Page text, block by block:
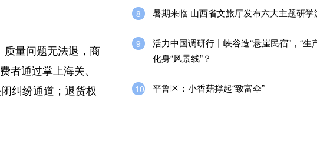
量问题无法退，商
者通过掌上海关、
纠纷通道；退货权
8 暑期来临 山西省文旅厅发布六大主题研学
9
活力中国调研行丨峡谷造“悬崖民宿”，“生
化身“风景线”？
10 平鲁区：小香菇撑起“致富伞”